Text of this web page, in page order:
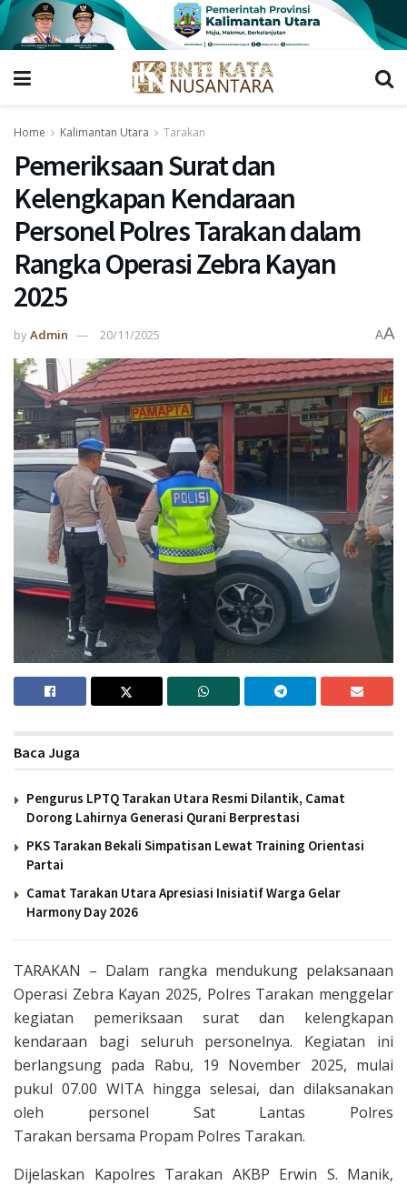
Home Kalimantan Utara Tarakan
Pemeriksaan Surat dan
Kelengkapan Kendaraan
Personel Polres Tarakan dalam
Rangka Operasi Zebra Kayan
2025
byAdmin 20/11/2025 AA
Baca Juga
Pengurus LPTQ Tarakan Utara Resmi Dilantik, Camat
Dorong Lahirnya Generasi Qurani Berprestasi
PKS Tarakan Bekali Simpatisan Lewat Training Orientasi
Partai
Camat Tarakan Utara Apresiasi Inisiatif Warga Gelar
Harmony Day 2026
TARAKAN – Dalam rangka mendukung pelaksanaan
Operasi Zebra Kayan 2025, Polres Tarakan menggelar
kegiatan pemeriksaan surat dan kelengkapan
kendaraan bagi seluruh personelnya. Kegiatan ini
berlangsung pada Rabu, 19 November 2025, mulai
pukul 07.00 WITA hingga selesai, dan dilaksanakan
oleh personel Sat Lantas Polres
Tarakan bersama Propam Polres Tarakan.
Dijelaskan Kapolres Tarakan AKBP Erwin S. Manik,